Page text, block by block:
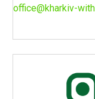
office@kharkiv-